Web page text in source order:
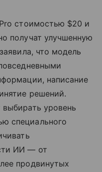
стоимостью $20 и
получат улучшенную
что модель
написание
решений.
уровень
специального
ИИ — от
продвинутых